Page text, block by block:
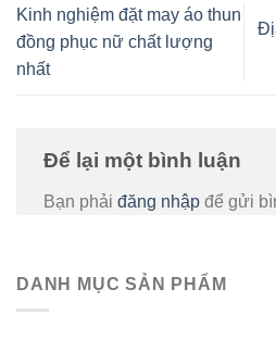
Kinh nghiệm đặt may áo thun
đồng phục nữ chất lượng
nhất
Để lại một bình luận
Bạn phải đăng nhập để gửi
DANH MỤC SẢN PHẨM